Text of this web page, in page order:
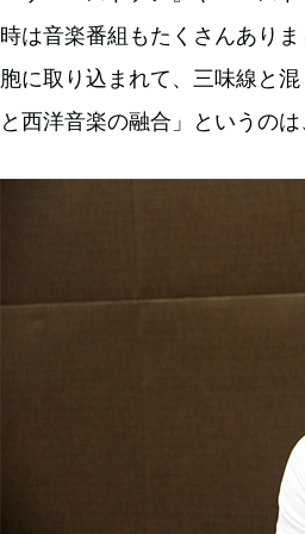
時は音楽番組もたくさんあり
胞に取り込まれて、三味線と
と西洋音楽の融合」というの